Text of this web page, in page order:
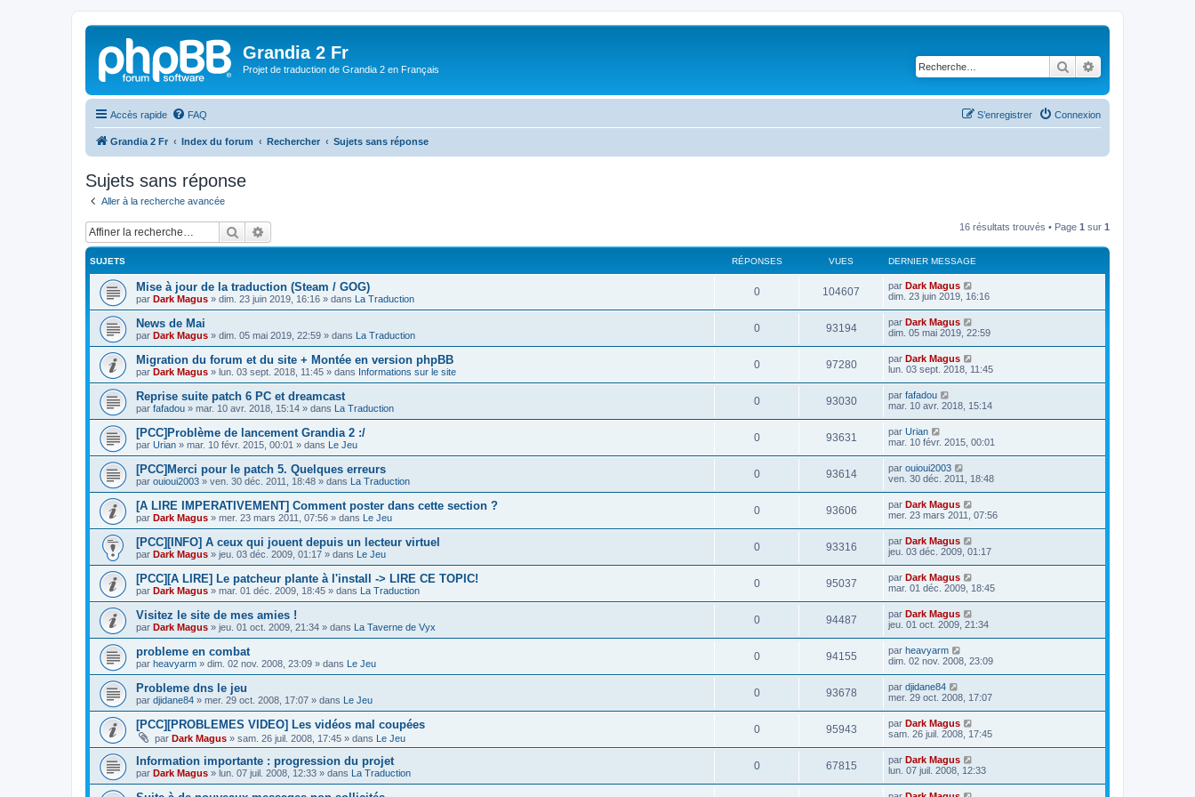
Grandia 2 Fr
Projet de traduction de Grandia 2 en Français Rechercher
Accès rapide FAQ Connexion
S’enregistrer
Grandia 2 Fr Index du forum Rechercher Sujets sans réponse
Sujets sans réponse
Aller à la recherche avancée
Rechercher 16 résultats trouvés • Page 1 sur 1
SUJETS RÉPONSES VUES DERNIER MESSAGE
Mise à jour de la traduction (Steam / GOG)
par Dark Magus » dim. 23 juin 2019, 16:16 » dans La Traduction
0 104607 par Dark Magus
dim. 23 juin 2019, 16:16
News de Mai
par Dark Magus » dim. 05 mai 2019, 22:59 » dans La Traduction
0 93194 par Dark Magus
dim. 05 mai 2019, 22:59
Migration du forum et du site + Montée en version phpBB
par Dark Magus » lun. 03 sept. 2018, 11:45 » dans Informations sur le site
0 97280 par Dark Magus
lun. 03 sept. 2018, 11:45
Reprise suite patch 6 PC et dreamcast
par fafadou » mar. 10 avr. 2018, 15:14 » dans La Traduction
0 93030 par fafadou
mar. 10 avr. 2018, 15:14
[PCC]Problème de lancement Grandia 2 :/
par Urian » mar. 10 févr. 2015, 00:01 » dans Le Jeu
0 93631 par Urian
mar. 10 févr. 2015, 00:01
[PCC]Merci pour le patch 5. Quelques erreurs
par ouioui2003 » ven. 30 déc. 2011, 18:48 » dans La Traduction
0 93614 par ouioui2003
ven. 30 déc. 2011, 18:48
[A LIRE IMPERATIVEMENT] Comment poster dans cette section ?
par Dark Magus » mer. 23 mars 2011, 07:56 » dans Le Jeu
0 93606 par Dark Magus
mer. 23 mars 2011, 07:56
[PCC][INFO] A ceux qui jouent depuis un lecteur virtuel
par Dark Magus » jeu. 03 déc. 2009, 01:17 » dans Le Jeu
0 93316 par Dark Magus
jeu. 03 déc. 2009, 01:17
[PCC][A LIRE] Le patcheur plante à l'install -> LIRE CE TOPIC!
par Dark Magus » mar. 01 déc. 2009, 18:45 » dans La Traduction
0 95037 par Dark Magus
mar. 01 déc. 2009, 18:45
Visitez le site de mes amies !
par Dark Magus » jeu. 01 oct. 2009, 21:34 » dans La Taverne de Vyx
0 94487 par Dark Magus
jeu. 01 oct. 2009, 21:34
probleme en combat
par heavyarm » dim. 02 nov. 2008, 23:09 » dans Le Jeu
0 94155 par heavyarm
dim. 02 nov. 2008, 23:09
Probleme dns le jeu
par djidane84 » mer. 29 oct. 2008, 17:07 » dans Le Jeu
0 93678 par djidane84
mer. 29 oct. 2008, 17:07
[PCC][PROBLEMES VIDEO] Les vidéos mal coupées
par Dark Magus » sam. 26 juil. 2008, 17:45 » dans Le Jeu
0 95943 par Dark Magus
sam. 26 juil. 2008, 17:45
Information importante : progression du projet
par Dark Magus » lun. 07 juil. 2008, 12:33 » dans La Traduction
0 67815 par Dark Magus
lun. 07 juil. 2008, 12:33